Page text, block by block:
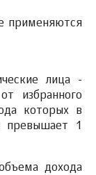
применяются
лица -
избранного
которых в
превышает 1
дохода